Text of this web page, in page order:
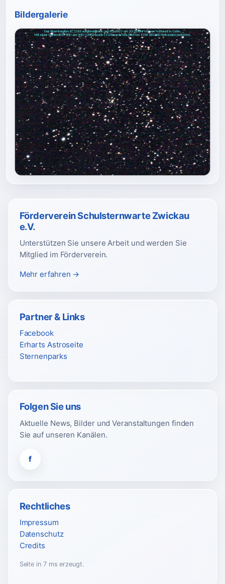
Bildergalerie
Förderverein Schulsternwarte Zwickau
e.V.
Unterstützen Sie unsere Arbeit und werden Sie
Mitglied im Förderverein.
Mehr erfahren →
Partner & Links
Facebook
Erharts Astroseite
Sternenparks
Folgen Sie uns
Aktuelle News, Bilder und Veranstaltungen finden
Sie auf unseren Kanälen.
f
Rechtliches
Impressum
Datenschutz
Credits
Seite in 7 ms erzeugt.